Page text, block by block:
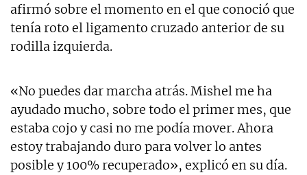
afirmó sobre el momento en el que conoció que
tenía roto el ligamento cruzado anterior de su
rodilla izquierda.
«No puedes dar marcha atrás. Mishel me ha
ayudado mucho, sobre todo el primer mes, que
estaba cojo y casi no me podía mover. Ahora
estoy trabajando duro para volver lo antes
posible y 100% recuperado», explicó en su día.